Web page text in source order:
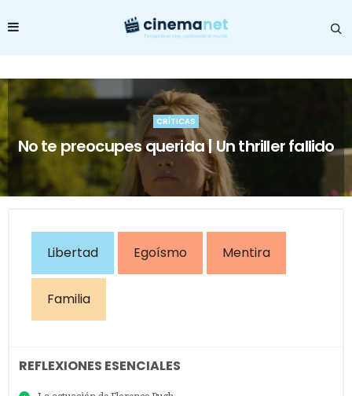
CRÍTICAS
No te preocupes querida | Un thriller fallido
Libertad Egoísmo Mentira
Familia
REFLEXIONES ESENCIALES